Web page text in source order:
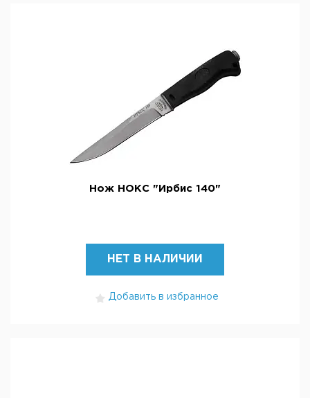
Нож НОКС "Ирбис 140"
НЕТ В НАЛИЧИИ
Добавить в избранное